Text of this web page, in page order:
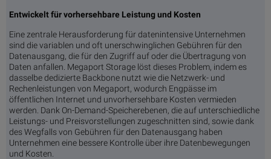
Entwickelt für vorhersehbare Leistung und Kosten
Eine zentrale Herausforderung für datenintensive Unternehmen
sind die variablen und oft unerschwinglichen Gebühren für den
Datenausgang, die für den Zugriff auf oder die Übertragung von
Daten anfallen. Megaport Storage löst dieses Problem, indem es
dasselbe dedizierte Backbone nutzt wie die Netzwerk- und
Rechenleistungen von Megaport, wodurch Engpässe im
öffentlichen Internet und unvorhersehbare Kosten vermieden
werden. Dank On-Demand-Speicherebenen, die auf unterschiedliche
Leistungs- und Preisvorstellungen zugeschnitten sind, sowie dank
des Wegfalls von Gebühren für den Datenausgang haben
Unternehmen eine bessere Kontrolle über ihre Datenbewegungen
und Kosten.